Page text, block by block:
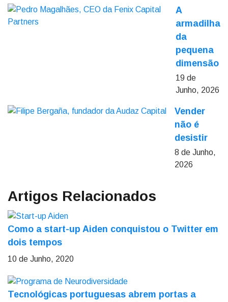
A
armadilha
da
pequena
dimensão
19 de
Junho, 2026
Vender
não é
desistir
8 de Junho,
2026
Artigos Relacionados
Como a start-up Aiden conquistou o Twitter em
dois tempos
10 de Junho, 2020
Tecnológicas portuguesas abrem portas a